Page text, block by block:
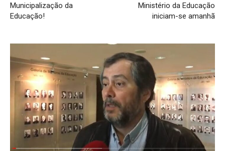
Municipalização da
Educação!
Ministério da Educação
iniciam-se amanhã